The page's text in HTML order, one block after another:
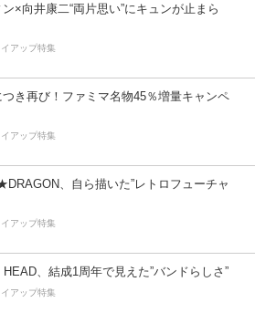
×向井康二“両片思い”にキュンが止まら
アップ特集
つき再び！ファミマ名物45％増量キャンペ
アップ特集
、自ら描いた”レトロフューチャ
アップ特集
HEAD、結成1周年で見えた”バンドらしさ”
アップ特集